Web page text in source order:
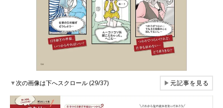
▼次の画像は下へスクロール (29/37) ▶元記事を見る